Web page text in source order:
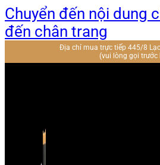
Chuyển đến nội dung
đến chân trang
Địa chỉ mua trực tiếp 445/8 Lạc
(vui lòng gọi trước